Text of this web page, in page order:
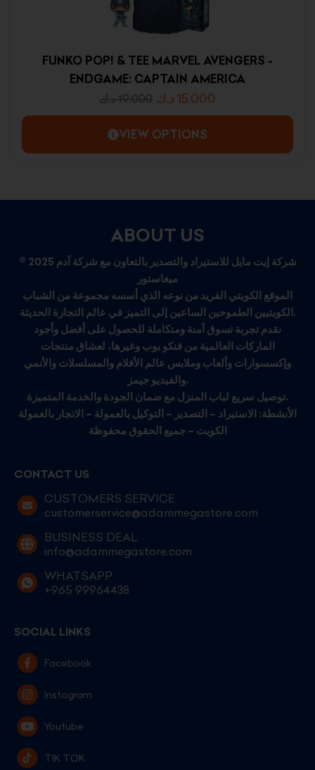
FUNKO POP! & TEE MARVEL AVENGERS -
ENDGAME: CAPTAIN AMERICA
19.000 د.ك 15.000 د.ك
VIEW OPTIONS
ABOUT US
© 2025 شركة إيت مايل للاستيراد والتصدير بالتعاون مع شركة آدم
ميغاستور
الموقع الكويتي الفريد من نوعه الذي أسسه مجموعة من الشباب
الكويتيين الطموحين الساعين إلى التميز في عالم التجارة الحديثة.
نقدم تجربة تسوق آمنة ومتكاملة للحصول على أفضل وأجود
الماركات العالمية من فنكو بوب وغيرها، لعشاق منتجات
وإكسسوارات وألعاب وملابس عالم الأفلام والمسلسلات والأنمي
والفيديو جيمز.
توصيل سريع لباب المنزل مع ضمان الجودة والخدمة المتميزة.
الأنشطة: الاستيراد – التصدير – التوكيل بالعمولة – الاتجار بالعمولة
الكويت – جميع الحقوق محفوظة
CONTACT US
CUSTOMERS SERVICE
customerservice@adammegastore.com
BUSINESS DEAL
info@adammegastore.com
WHATSAPP
+965 99964438
SOCIAL LINKS
Facebook
Instagram
Youtube
TIK TOK